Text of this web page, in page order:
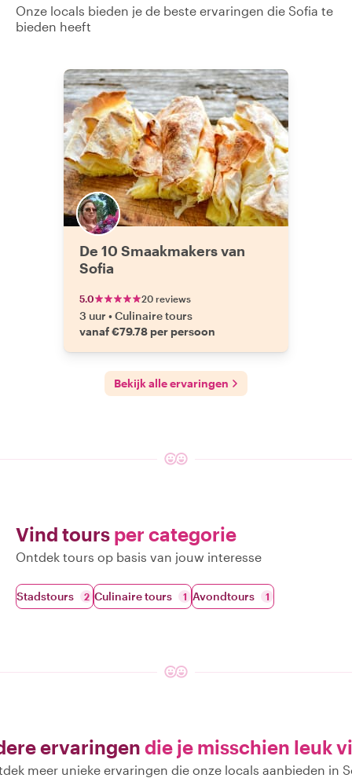
Onze locals bieden je de beste ervaringen die Sofia te
bieden heeft
De 10 Smaakmakers van
Sofia
5.0 20 reviews
3 uur •Culinaire tours
vanaf €79.78 per persoon
Bekijk alle ervaringen
Vind tours per categorie
Ontdek tours op basis van jouw interesse
Stadstours 2 Culinaire tours 1 Avondtours 1
ervaringen die je misschien leuk
meer unieke ervaringen die onze locals aanbieden in